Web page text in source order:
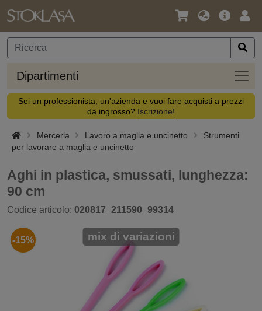
Lingua
Valuta
Offerta
Dipartimenti
Sei un professionista, un'azienda e vuoi fare acquisti a prezzi
da ingrosso? Iscrizione!
Merceria Lavoro a maglia e uncinetto
Strumenti
per lavorare a maglia e uncinetto
Aghi in plastica, smussati, lunghezza:
90 cm
Codice articolo: 020817_211590_99314
-15% mix di variazioni